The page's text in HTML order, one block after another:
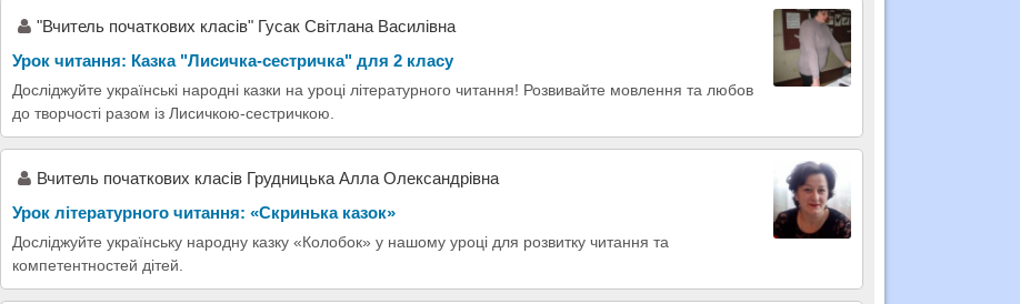
"Вчитель початкових класів" Гусак Світлана Василівна
Урок читання: Казка "Лисичка-сестричка" для 2 класу
Досліджуйте українські народні казки на уроці літературного читання! Розвивайте мовлення та любов
до творчості разом із Лисичкою-сестричкою.
Вчитель початкових класів Грудницька Алла Олександрівна
Урок літературного читання: «Скринька казок»
Досліджуйте українську народну казку «Колобок» у нашому уроці для розвитку читання та
компетентностей дітей.